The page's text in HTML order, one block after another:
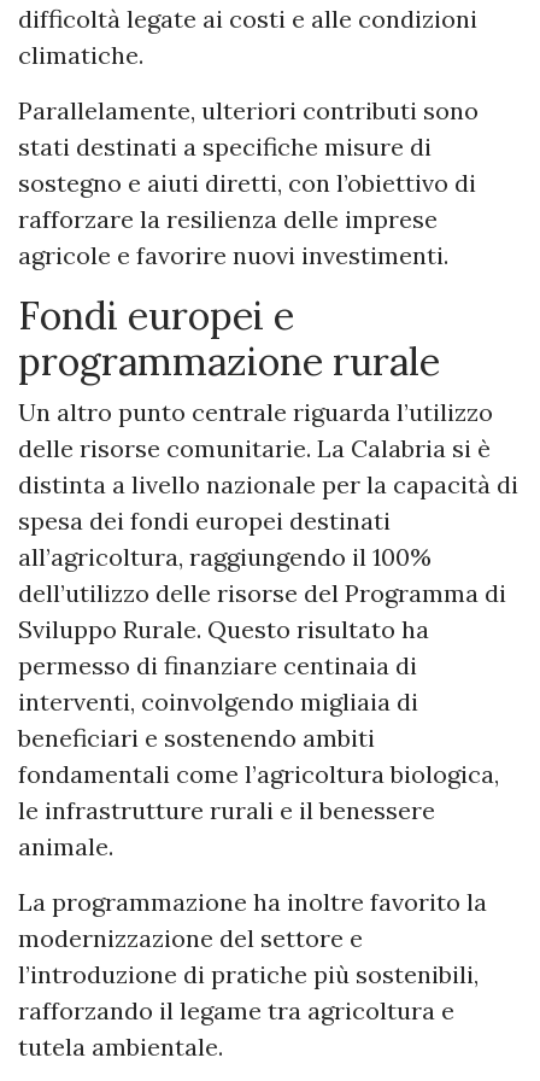
difficoltà legate ai costi e alle condizioni
climatiche.
Parallelamente, ulteriori contributi sono
stati destinati a specifiche misure di
sostegno e aiuti diretti, con l’obiettivo di
rafforzare la resilienza delle imprese
agricole e favorire nuovi investimenti.
Fondi europei e
programmazione rurale
Un altro punto centrale riguarda l’utilizzo
delle risorse comunitarie. La Calabria si è
distinta a livello nazionale per la capacità di
spesa dei fondi europei destinati
all’agricoltura, raggiungendo il 100%
dell’utilizzo delle risorse del Programma di
Sviluppo Rurale. Questo risultato ha
permesso di finanziare centinaia di
interventi, coinvolgendo migliaia di
beneficiari e sostenendo ambiti
fondamentali come l’agricoltura biologica,
le infrastrutture rurali e il benessere
animale.
La programmazione ha inoltre favorito la
modernizzazione del settore e
l’introduzione di pratiche più sostenibili,
rafforzando il legame tra agricoltura e
tutela ambientale.